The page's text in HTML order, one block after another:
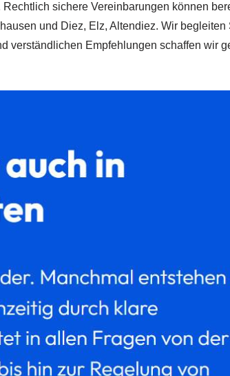
sichere Vereinbarungen können
und Diez, Elz, Altendiez. Wir
verständlichen Empfehlungen schaffen wir